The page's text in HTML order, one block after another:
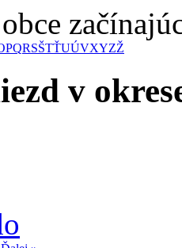
PQRSŠTŤUÚVXYZŽ
v